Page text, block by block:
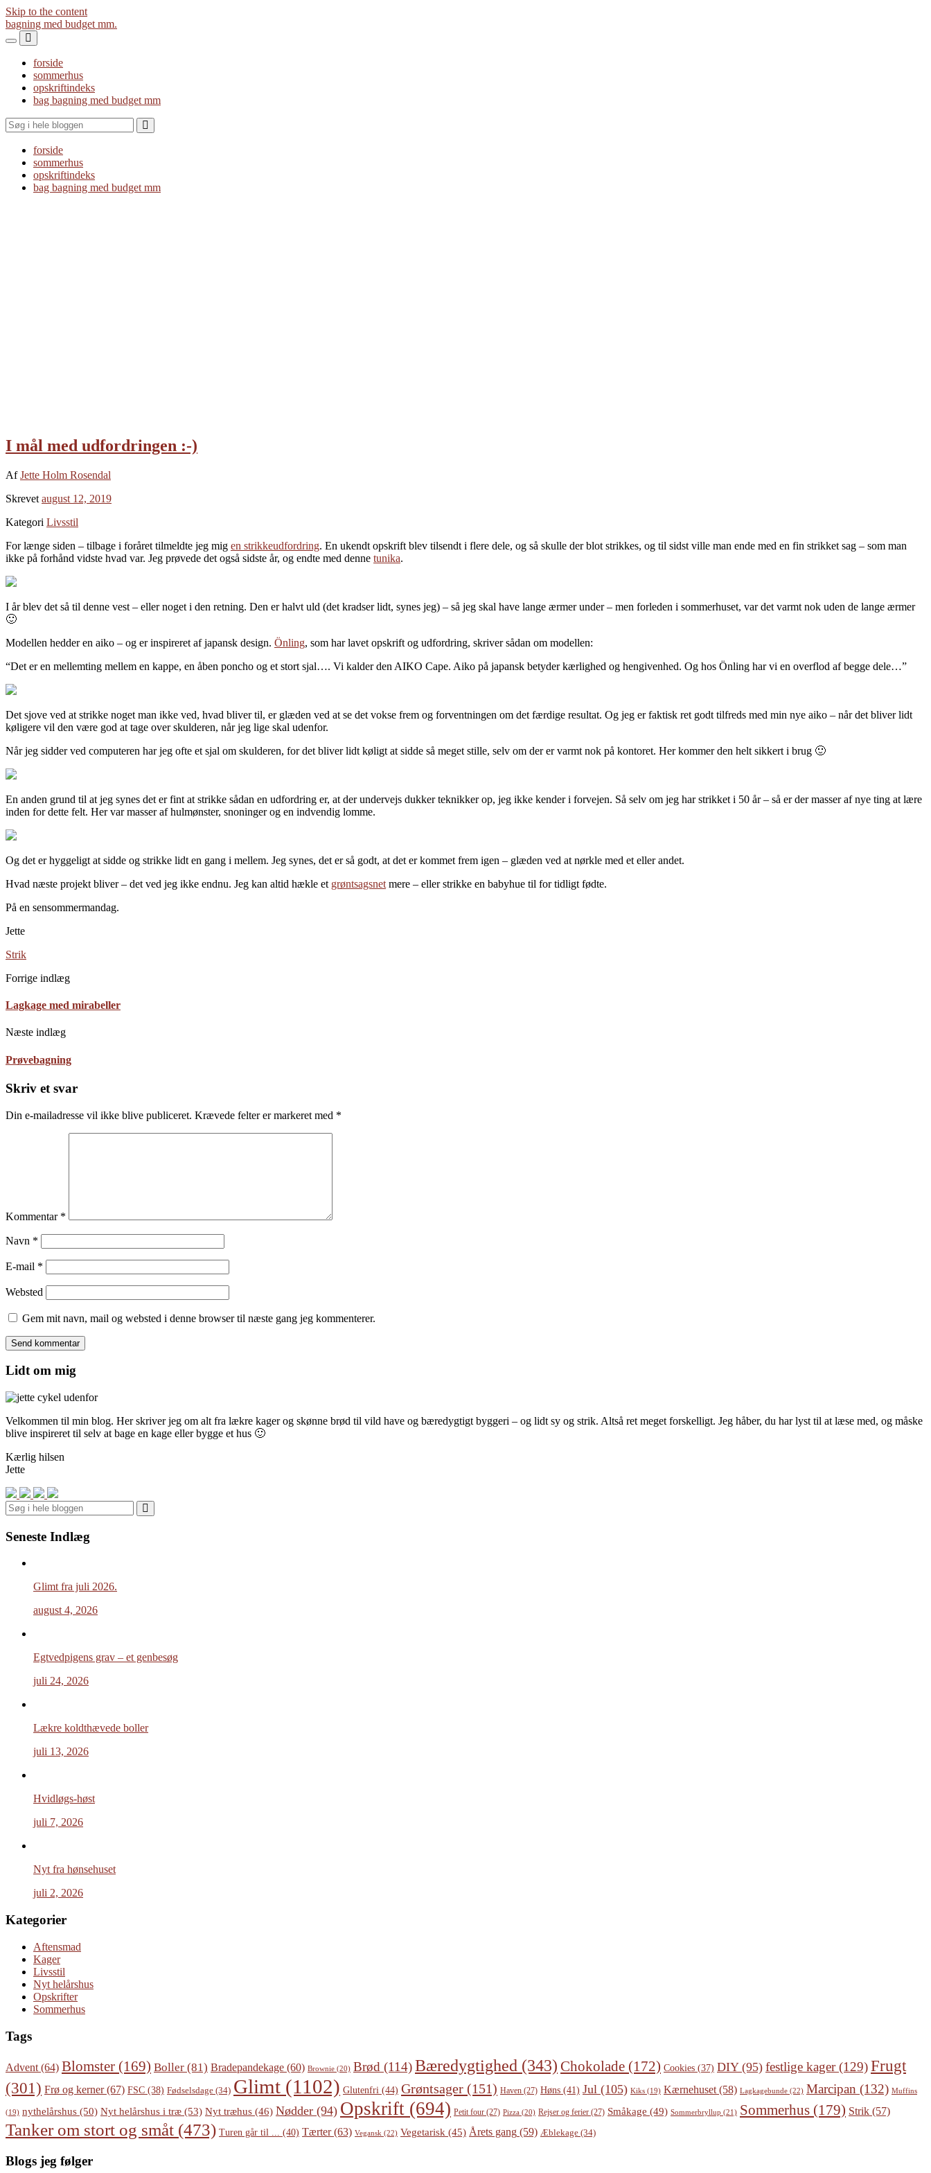
Skip to the content
bagning med budget mm.
Toggle
mobile
menu
Toggle
the
search
field
forside
sommerhus
opskriftindeks
bag bagning med budget mm
forside
sommerhus
opskriftindeks
bag bagning med budget mm
I mål med udfordringen :-)
AfJette Holm Rosendal
Skrevet august 12, 2019
Kategori Livsstil
For længe siden – tilbage i foråret tilmeldte jeg mig en strikkeudfordring. En ukendt opskrift blev tilsendt i flere dele, og så skulle der blot strikkes, og til sidst ville man ende med en fin strikket sag – som man
ikke på forhånd vidste hvad var. Jeg prøvede det også sidste år, og endte med denne tunika.
I år blev det så til denne vest – eller noget i den retning. Den er halvt uld (det kradser lidt, synes jeg) – så jeg skal have lange ærmer under – men forleden i sommerhuset, var det varmt nok uden de lange ærmer
🙂
Modellen hedder en aiko – og er inspireret af japansk design. Önling, som har lavet opskrift og udfordring, skriver sådan om modellen:
“Det er en mellemting mellem en kappe, en åben poncho og et stort sjal…. Vi kalder den AIKO Cape. Aiko på japansk betyder kærlighed og hengivenhed. Og hos Önling har vi en overflod af begge dele…”
Det sjove ved at strikke noget man ikke ved, hvad bliver til, er glæden ved at se det vokse frem og forventningen om det færdige resultat. Og jeg er faktisk ret godt tilfreds med min nye aiko – når det bliver lidt
køligere vil den være god at tage over skulderen, når jeg lige skal udenfor.
Når jeg sidder ved computeren har jeg ofte et sjal om skulderen, for det bliver lidt køligt at sidde så meget stille, selv om der er varmt nok på kontoret. Her kommer den helt sikkert i brug 🙂
En anden grund til at jeg synes det er fint at strikke sådan en udfordring er, at der undervejs dukker teknikker op, jeg ikke kender i forvejen. Så selv om jeg har strikket i 50 år – så er der masser af nye ting at lære
inden for dette felt. Her var masser af hulmønster, snoninger og en indvendig lomme.
Og det er hyggeligt at sidde og strikke lidt en gang i mellem. Jeg synes, det er så godt, at det er kommet frem igen – glæden ved at nørkle med et eller andet.
Hvad næste projekt bliver – det ved jeg ikke endnu. Jeg kan altid hækle et grøntsagsnet mere – eller strikke en babyhue til for tidligt fødte.
På en sensommermandag.
Jette
Strik
Forrige indlæg
Lagkage med mirabeller
Næste indlæg
Prøvebagning
Skriv et svar
Din e-mailadresse vil ikke blive publiceret. Krævede felter er markeret med *
Kommentar *
Navn *
E-mail *
Websted
Gem mit navn, mail og websted i denne browser til næste gang jeg kommenterer.
Lidt om mig
Velkommen til min blog. Her skriver jeg om alt fra lækre kager og skønne brød til vild have og bæredygtigt byggeri – og lidt sy og strik. Altså ret meget forskelligt. Jeg håber, du har lyst til at læse med, og måske
blive inspireret til selv at bage en kage eller bygge et hus 🙂
Kærlig hilsen
Jette
Seneste Indlæg
Glimt fra juli 2026.
august 4, 2026
Egtvedpigens grav – et genbesøg
juli 24, 2026
Lækre koldthævede boller
juli 13, 2026
Hvidløgs-høst
juli 7, 2026
Nyt fra hønsehuset
juli 2, 2026
Kategorier
Aftensmad
Kager
Livsstil
Nyt helårshus
Opskrifter
Sommerhus
Tags
Advent (64) Blomster (169) Boller (81) Bradepandekage (60) Brownie (20) Brød (114)Bæredygtighed (343) Chokolade (172) Cookies (37) DIY(95) festlige kager(129)Frugt
(301) Frø og kerner(67) FSC (38) Fødselsdage (34) Glimt (1102) Glutenfri (44) Grøntsager (151) Haven (27) Høns (41) Jul (105) Kiks (19) Kærnehuset (58) Lagkagebunde (22) Marcipan (132) Muffins
(19) nythelårshus (50) Nyt helårshus i træ (53) Nyt træhus (46) Nødder (94) Opskrift (694) Petit four (27) Pizza (20) Rejser og ferier (27) Småkage (49) Sommerbryllup (21) Sommerhus (179) Strik (57)
Tanker om stort og småt (473) Turen går til ... (40) Tærter(63) Vegansk (22) Vegetarisk (45) Årets gang (59) Æblekage (34)
Blogs jeg følger